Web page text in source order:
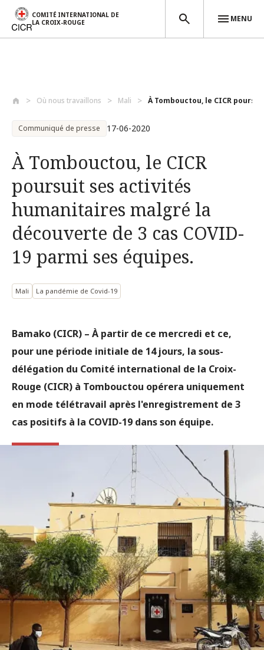
COMITÉ INTERNATIONAL DE
LA CROIX-ROUGE
MENU
Où nous travaillons Mali À Tombouctou, le CICR
Communiqué de presse 17-06-2020
À Tombouctou, le CICR
poursuit ses activités
humanitaires malgré la
découverte de 3 cas COVID-
19 parmi ses équipes.
Mali La pandémie de Covid-19
Bamako (CICR) – À partir de ce mercredi et ce,
pour une période initiale de 14 jours, la sous-
délégation du Comité international de la Croix-
Rouge (CICR) à Tombouctou opérera uniquement
en mode télétravail après l'enregistrement de 3
cas positifs à la COVID-19 dans son équipe.